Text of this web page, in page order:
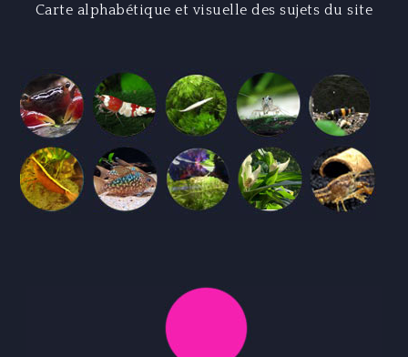
Carte alphabétique et visuelle des sujets du site